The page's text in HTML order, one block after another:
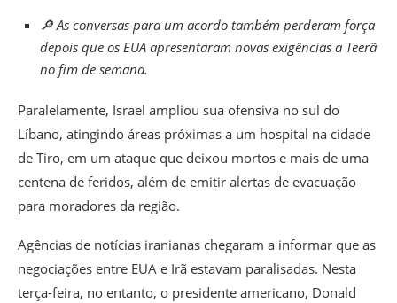
🔎 As conversas para um acordo também perderam força
depois que os EUA apresentaram novas exigências a Teerã
no fim de semana.
Paralelamente, Israel ampliou sua ofensiva no sul do
Líbano, atingindo áreas próximas a um hospital na cidade
de Tiro, em um ataque que deixou mortos e mais de uma
centena de feridos, além de emitir alertas de evacuação
para moradores da região.
Agências de notícias iranianas chegaram a informar que as
negociações entre EUA e Irã estavam paralisadas. Nesta
terça-feira, no entanto, o presidente americano, Donald